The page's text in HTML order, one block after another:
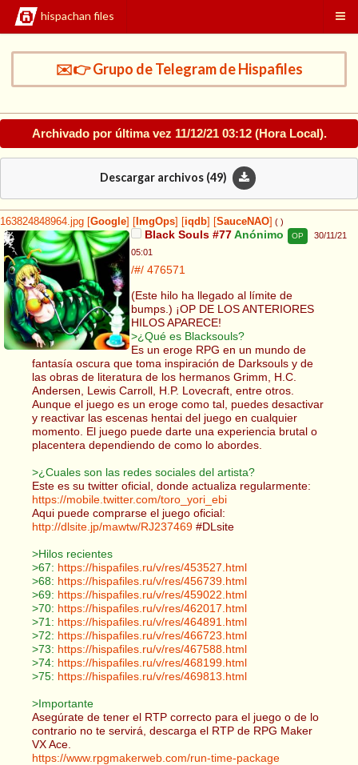
hispachan files
✉️👉 Grupo de Telegram de Hispafiles
Archivado por última vez 11/12/21 03:12(Hora Local).
Descargar archivos (49)
163824848964.jpg Google ImgOps iqdb SauceNAO ( )
Black Souls #77Anónimo OP
30/11/21
05:01
/#/ 476571
(Este hilo ha llegado al límite de
bumps.) ¡OP DE LOS ANTERIORES
HILOS APARECE!
>¿Qué es Blacksouls?
Es un eroge RPG en un mundo de
fantasía oscura que toma inspiración de Darksouls y de
las obras de literatura de los hermanos Grimm, H.C.
Andersen, Lewis Carroll, H.P. Lovecraft, entre otros.
Aunque el juego es un eroge como tal, puedes desactivar
y reactivar las escenas hentai del juego en cualquier
momento. El juego puede darte una experiencia brutal o
placentera dependiendo de como lo abordes.
>¿Cuales son las redes sociales del artista?
Este es su twitter oficial, donde actualiza regularmente:
https://mobile.twitter.com/toro_yori_ebi
Aqui puede comprarse el juego oficial:
http://dlsite.jp/mawtw/RJ237469 #DLsite
>Hilos recientes
>67: https://hispafiles.ru/v/res/453527.html
>68: https://hispafiles.ru/v/res/456739.html
>69: https://hispafiles.ru/v/res/459022.html
>70: https://hispafiles.ru/v/res/462017.html
>71: https://hispafiles.ru/v/res/464891.html
>72: https://hispafiles.ru/v/res/466723.html
>73: https://hispafiles.ru/v/res/467588.html
>74: https://hispafiles.ru/v/res/468199.html
>75: https://hispafiles.ru/v/res/469813.html
>Importante
Asegúrate de tener el RTP correcto para el juego o de lo
contrario no te servirá, descarga el RTP de RPG Maker
VX Ace.
https://www.rpgmakerweb.com/run-time-package